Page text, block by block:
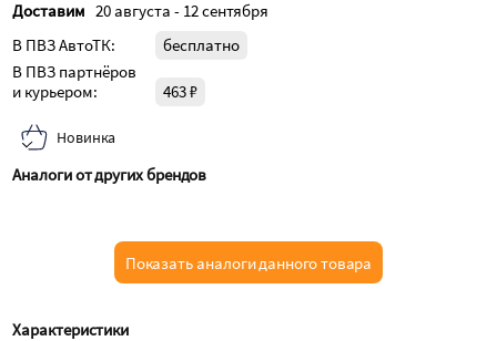
Доставим 20 августа - 12 сентября
В ПВЗ АвтоТК:
бесплатно
В ПВЗ партнёров
и курьером:
463 ₽
Новинка
Аналоги от других брендов
Показать аналоги данного товара
Характеристики